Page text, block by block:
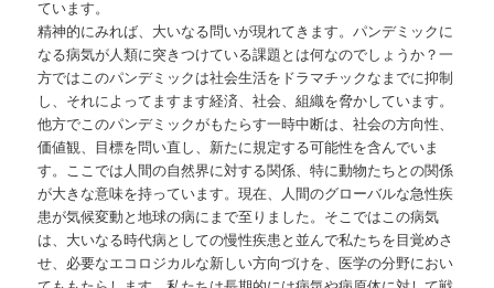
ています。
精神的にみれば、大いなる問いが現れてきます。パンデミックに
なる病気が人類に突きつけている課題とは何なのでしょうか？一
方ではこのパンデミックは社会生活をドラマチックなまでに抑制
し、それによってますます経済、社会、組織を脅かしています。
他方でこのパンデミックがもたらす一時中断は、社会の方向性、
価値観、目標を問い直し、新たに規定する可能性を含んでいま
す。ここでは人間の自然界に対する関係、特に動物たちとの関係
が大きな意味を持っています。現在、人間のグローバルな急性疾
患が気候変動と地球の病にまで至りました。そこではこの病気
は、大いなる時代病としての慢性疾患と並んで私たちを目覚めさ
せ、必要なエコロジカルな新しい方向づけを、医学の分野におい